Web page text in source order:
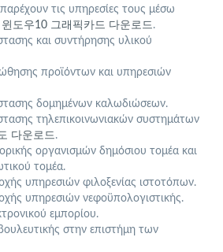
παρέχουν τις υπηρεσίες τους μέσω
윈도우10 그래픽카드 다운로드 .
και συντήρησης υλικού
προϊόντων και υπηρεσιών
δομημένων καλωδιώσεων.
τηλεπικοινωνιακών συστημάτων
다운로드 .
οργανισμών δημόσιου τομέα και
τομέα.
υπηρεσιών φιλοξενίας ιστοτόπων.
υπηρεσιών νεφοϋπολογιστικής.
εμπορίου.
στην επιστήμη των